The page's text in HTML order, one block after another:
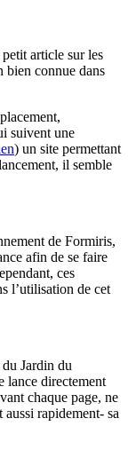
article sur les
bien connue dans
suivent une
) un site permettant
il semble
de Formiris,
afin de se faire
ces
l’utilisation de cet
Jardin du
lance directement
chaque page, ne
rapidement- sa